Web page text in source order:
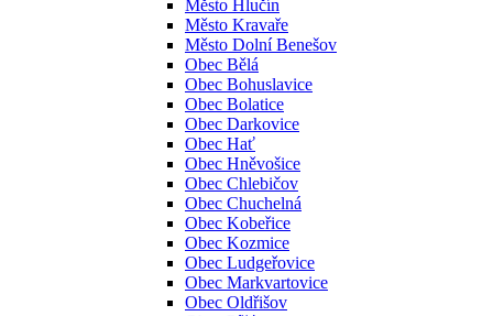
Město Hlučín
Město Kravaře
Město Dolní Benešov
Obec Bělá
Obec Bohuslavice
Obec Bolatice
Obec Darkovice
Obec Hať
Obec Hněvošice
Obec Chlebičov
Obec Chuchelná
Obec Kobeřice
Obec Kozmice
Obec Ludgeřovice
Obec Markvartovice
Obec Oldřišov